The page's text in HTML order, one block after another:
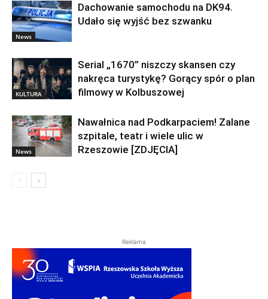
News
Dachowanie samochodu na DK94.
Udało się wyjść bez szwanku
KULTURA
Serial „1670” niszczy skansen czy
nakręca turystykę? Gorący spór o plan
filmowy w Kolbuszowej
News
Nawałnica nad Podkarpaciem! Zalane
szpitale, teatr i wiele ulic w
Rzeszowie [ZDJĘCIA]
Reklama